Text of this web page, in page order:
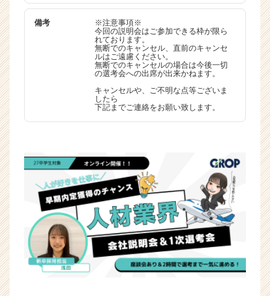
e
r）
備考
※注意事項※
今回の説明会はご参加できる枠が限ら
れております。
無断でのキャンセル、直前のキャンセ
ルはご遠慮ください。
無断でのキャンセルの場合は今後一切
の選考会への出席が出来かねます。
キャンセルや、ご不明な点等ございま
したら
下記までご連絡をお願い致します。